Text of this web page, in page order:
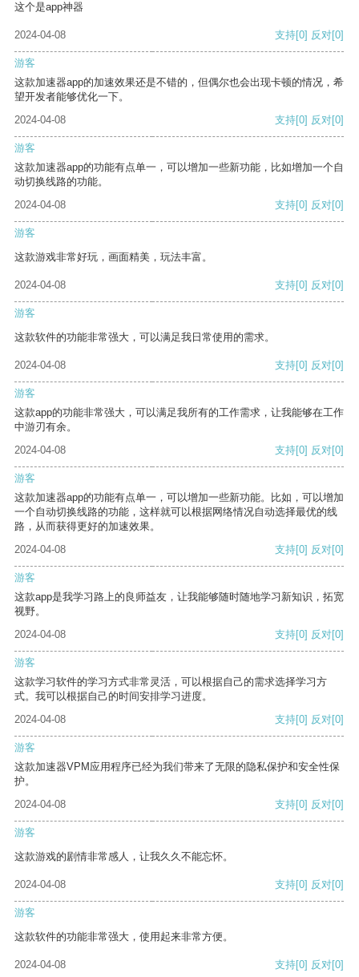
这个是app神器
2024-04-08 支持[0] 反对[0]
游客
这款加速器app的加速效果还是不错的，但偶尔也会出现卡顿的情况，希
望开发者能够优化一下。
2024-04-08
支持[0] 反对[0]
游客
这款加速器app的功能有点单一，可以增加一些新功能，比如增加一个自
动切换线路的功能。
2024-04-08
支持[0] 反对[0]
游客
这款游戏非常好玩，画面精美，玩法丰富。
2024-04-08 支持[0] 反对[0]
游客
这款软件的功能非常强大，可以满足我日常使用的需求。
2024-04-08 支持[0] 反对[0]
游客
这款app的功能非常强大，可以满足我所有的工作需求，让我能够在工作
中游刃有余。
2024-04-08
支持[0] 反对[0]
游客
这款加速器app的功能有点单一，可以增加一些新功能。比如，可以增加
一个自动切换线路的功能，这样就可以根据网络情况自动选择最优的线
路，从而获得更好的加速效果。
2024-04-08
支持[0] 反对[0]
游客
这款app是我学习路上的良师益友，让我能够随时随地学习新知识，拓宽
视野。
2024-04-08
支持[0] 反对[0]
游客
这款学习软件的学习方式非常灵活，可以根据自己的需求选择学习方
式。我可以根据自己的时间安排学习进度。
2024-04-08
支持[0] 反对[0]
游客
这款加速器VPM应用程序已经为我们带来了无限的隐私保护和安全性保
护。
2024-04-08
支持[0] 反对[0]
游客
这款游戏的剧情非常感人，让我久久不能忘怀。
2024-04-08 支持[0] 反对[0]
游客
这款软件的功能非常强大，使用起来非常方便。
2024-04-08 支持[0] 反对[0]